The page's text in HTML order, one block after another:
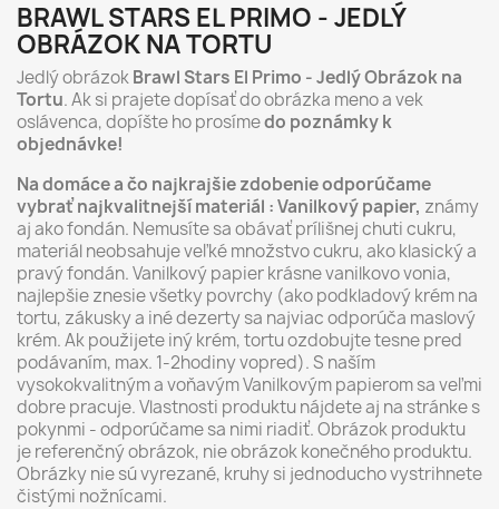
BRAWL STARS EL PRIMO - JEDLÝ
OBRÁZOK NA TORTU
Jedlý obrázokBrawl Stars El Primo - Jedlý Obrázok na
Tortu. Ak si prajete dopísať do obrázka meno a vek
oslávenca, dopíšte ho prosímedo poznámky k
objednávke!
Na domáce a čo najkrajšie zdobenie odporúčame
vybrať najkvalitnejší materiál : Vanilkový papier, známy
aj ako fondán. Nemusíte sa obávať prílišnej chuti cukru,
materiál neobsahuje veľké množstvo cukru, ako klasický a
pravý fondán. Vanilkový papier krásne vanilkovo vonia,
najlepšie znesie všetky povrchy (ako podkladový krém na
tortu, zákusky a iné dezerty sa najviac odporúča maslový
krém. Ak použijete iný krém, tortu ozdobujte tesne pred
podávaním, max. 1-2hodiny vopred). S naším
vysokokvalitným a voňavým Vanilkovým papierom sa veľmi
dobre pracuje. Vlastnosti produktu nájdete aj na stránke s
pokynmi - odporúčame sa nimi riadiť. Obrázok produktu
je referenčný obrázok, nie obrázok konečného produktu.
Obrázky nie sú vyrezané, kruhy si jednoducho vystrihnete
čistými nožnícami.